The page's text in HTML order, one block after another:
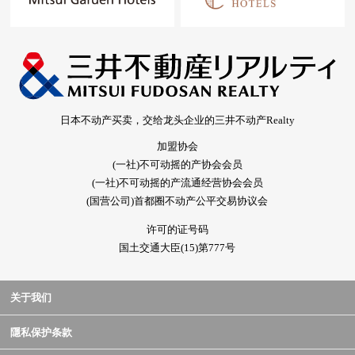
日本不动产买卖，交给龙头企业的三井不动产Realty
加盟协会
(一社)不可动摇的产协会会员
(一社)不可动摇的产流通经营协会会员
(国营公司)首都圈不动产公平交易协议会
许可的证号码
国土交通大臣(15)第777号
关于我们
隱私保护条款